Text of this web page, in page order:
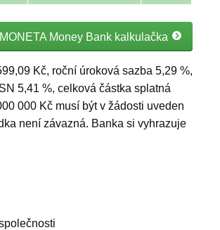
Money Bank kalkulačka
Kč, roční úroková sazba 5,29 %,
5,41 %, celková částka splatná
000 Kč musí být v žádosti uveden
není závazná. Banka si vyhrazuje